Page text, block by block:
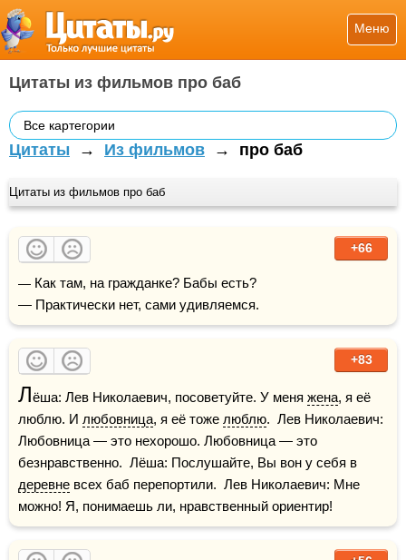
Меню
Цитаты из фильмов про баб
Все картегории
Цитаты → Из фильмов → про баб
Цитаты из фильмов про баб
+66
— Как там, на гражданке? Бабы есть?
— Практически нет, сами удивляемся.
+83
Лёша: Лев Николаевич, посоветуйте. У меня жена, я её
люблю. И любовница, я её тоже люблю.  Лев Николаевич:
Любовница — это нехорошо. Любовница — это
деревне всех баб перепортили.  Лев Николаевич: Мне
можно! Я, понимаешь ли, нравственный ориентир!